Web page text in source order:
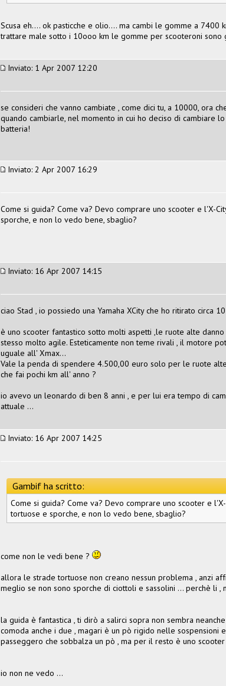
Scusa eh.... ok pasticche e olio.... ma cambi le gomme a
trattare male sotto i 10ooo km le gomme per scooteroni sono
Inviato: 1 Apr 2007 12:20
se consideri che vanno cambiate , come dici tu, a 10000, ora
quando cambiarle, nel momento in cui ho deciso di cambiare
batteria!
Inviato: 2 Apr 2007 16:29
Come si guida? Come va? Devo comprare uno scooter e l'X-
sporche, e non lo vedo bene, sbaglio?
Inviato: 16 Apr 2007 14:15
ciao Stad , io possiedo una Yamaha XCity che ho ritirato circa
è uno scooter fantastico sotto molti aspetti ,le ruote alte
stesso molto agile. Esteticamente non teme rivali , il motore
uguale all' Xmax...
Vale la penda di spendere 4.500,00 euro solo per le ruote
che fai pochi km all' anno ?
io avevo un leonardo di ben 8 anni , e per lui era tempo di
attuale ...
Inviato: 16 Apr 2007 14:25
Gambif ha scritto:
Come si guida? Come va? Devo comprare uno scooter e
tortuose e sporche, e non lo vedo bene, sbaglio?
come non le vedi bene ?
allora le strade tortuose non creano nessun problema , anzi
meglio se non sono sporche di ciottoli e sassolini ... perchè li ,
la guida è fantastica , ti dirò a salirci sopra non sembra
comoda anche i due , magari è un pò rigido nelle
passeggero che sobbalza un pò , ma per il resto è uno
io non ne vedo ...